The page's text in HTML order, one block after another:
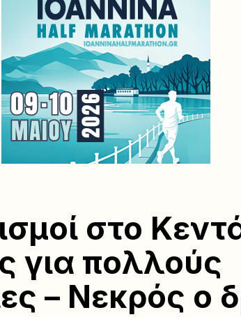
στο
για πολλούς
– Νεκρός ο